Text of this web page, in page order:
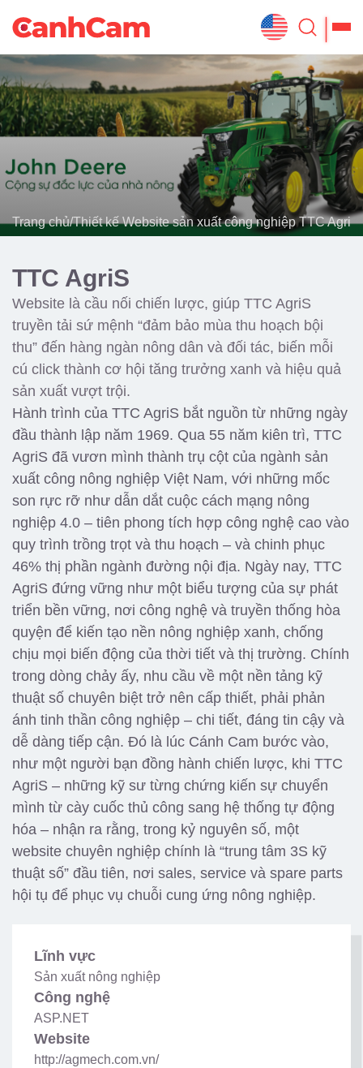
Trang Chủ
Giới Thiệu
Thiết Kế Website
Đã Thiết Kế
Dịch Vụ
Quy Trình
Blog
Trang chủ/Thiết kế Website sản xuất công nghiệp TTC AgriS
TTC AgriS
Website là cầu nối chiến lược, giúp TTC AgriS
truyền tải sứ mệnh “đảm bảo mùa thu hoạch bội
thu” đến hàng ngàn nông dân và đối tác, biến mỗi
cú click thành cơ hội tăng trưởng xanh và hiệu quả
sản xuất vượt trội.
Hành trình của TTC AgriS bắt nguồn từ những ngày
đầu thành lập năm 1969. Qua 55 năm kiên trì, TTC
AgriS đã vươn mình thành trụ cột của ngành sản
xuất công nông nghiệp Việt Nam, với những mốc
son rực rỡ như dẫn dắt cuộc cách mạng nông
nghiệp 4.0 – tiên phong tích hợp công nghệ cao vào
quy trình trồng trọt và thu hoạch – và chinh phục
46% thị phần ngành đường nội địa. Ngày nay, TTC
AgriS đứng vững như một biểu tượng của sự phát
triển bền vững, nơi công nghệ và truyền thống hòa
quyện để kiến tạo nền nông nghiệp xanh, chống
chịu mọi biến động của thời tiết và thị trường. Chính
trong dòng chảy ấy, nhu cầu về một nền tảng kỹ
thuật số chuyên biệt trở nên cấp thiết, phải phản
ánh tinh thần công nghiệp – chi tiết, đáng tin cậy và
dễ dàng tiếp cận. Đó là lúc Cánh Cam bước vào,
như một người bạn đồng hành chiến lược, khi TTC
AgriS – những kỹ sư từng chứng kiến sự chuyển
mình từ cày cuốc thủ công sang hệ thống tự động
hóa – nhận ra rằng, trong kỷ nguyên số, một
website chuyên nghiệp chính là “trung tâm 3S kỹ
thuật số” đầu tiên, nơi sales, service và spare parts
hội tụ để phục vụ chuỗi cung ứng nông nghiệp.
Lĩnh vực
Sản xuất nông nghiệp
Công nghệ
ASP.NET
Website
http://agmech.com.vn/